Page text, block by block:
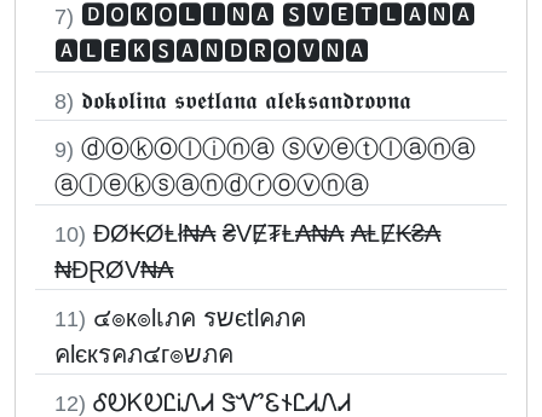
7) 🅳🅾🅺🅾🅻🅸🅽🅰 🆂🆅🅴🆃🅻🅰🅽🅰
🅰🅻🅴🅺🆂🅰🅽🅳🆁🅾🆅🅽🅰
8) 𝖉𝖔𝖐𝖔𝖑𝖎𝖓𝖆 𝖘𝖛𝖊𝖙𝖑𝖆𝖓𝖆 𝖆𝖑𝖊𝖐𝖘𝖆𝖓𝖉𝖗𝖔𝖛𝖓𝖆
9) ⓓⓞⓚⓞⓛⓘⓝⓐ ⓢⓥⓔⓣⓛⓐⓝⓐ
ⓐⓛⓔⓚⓢⓐⓝⓓⓡⓞⓥⓝⓐ
10) ĐØ₭ØⱠł₦₳ ₴VɆ₮Ⱡ₳₦₳ ₳ⱠɆ₭₴₳
₦ĐⱤØV₦₳
11) ๔๏к๏lเภค รשєtlคภค
คlєкรคภ๔г๏שภค
12) ᎴᎧᏦᎧᏝᎥᏁᏗ ᏕᏉᏋ𐐆ᏝᏗᏁᏗ